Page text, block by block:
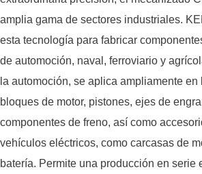
amplia gama de sectores industriales.
esta tecnología para fabricar
de automoción, naval, ferroviario y
la automoción, se aplica ampliamente
bloques de motor, pistones, ejes de
componentes de freno, así como
vehículos eléctricos, como carcasas de
batería. Permite una producción en serie